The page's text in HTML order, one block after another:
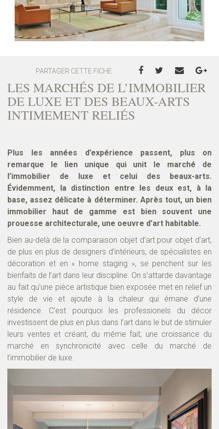
PARTAGER CETTE FICHE
LES MARCHÉS DE L’IMMOBILIER
DE LUXE ET DES BEAUX-ARTS
INTIMEMENT RELIÉS
Plus les années d’expérience passent, plus on
remarque le lien unique qui unit le marché de
l’immobilier de luxe et celui des beaux-arts.
Évidemment, la distinction entre les deux est, à la
base, assez délicate à déterminer. Après tout, un bien
immobilier haut de gamme est bien souvent une
prouesse architecturale, une oeuvre d’art habitable.
Bien au-delà de la comparaison objet d’art pour objet d’art,
de plus en plus de designers d’intérieurs, de spécialistes en
décoration et en « home staging », se penchent sur les
bienfaits de l’art dans leur discipline. On s’attarde davantage
au fait qu’une pièce artistique bien exposée met en relief un
style de vie et ajoute à la chaleur qui émane d’une
résidence. C’est pourquoi les professionels du décor
investissent de plus en plus dans l’art dans le but de stimuler
leurs ventes et créant, du même fait, une croissance du
marché en synchronicité avec celle du marché de
l’immobilier de luxe.